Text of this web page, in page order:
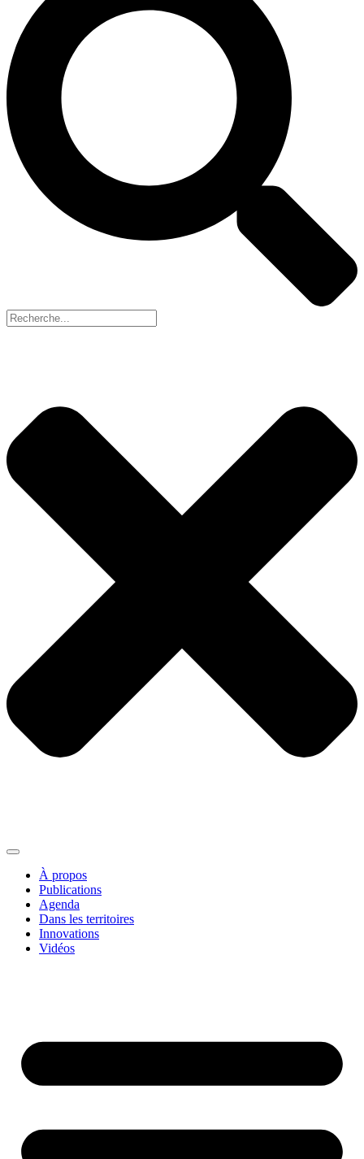
À propos
Publications
Agenda
Dans les territoires
Innovations
Vidéos